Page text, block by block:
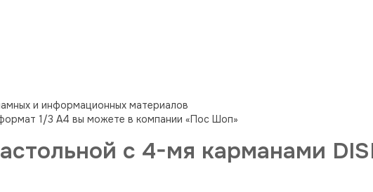
и информационных материалов
1/3 A4 вы можете в компании «Пос Шоп»
с 4-мя карманами